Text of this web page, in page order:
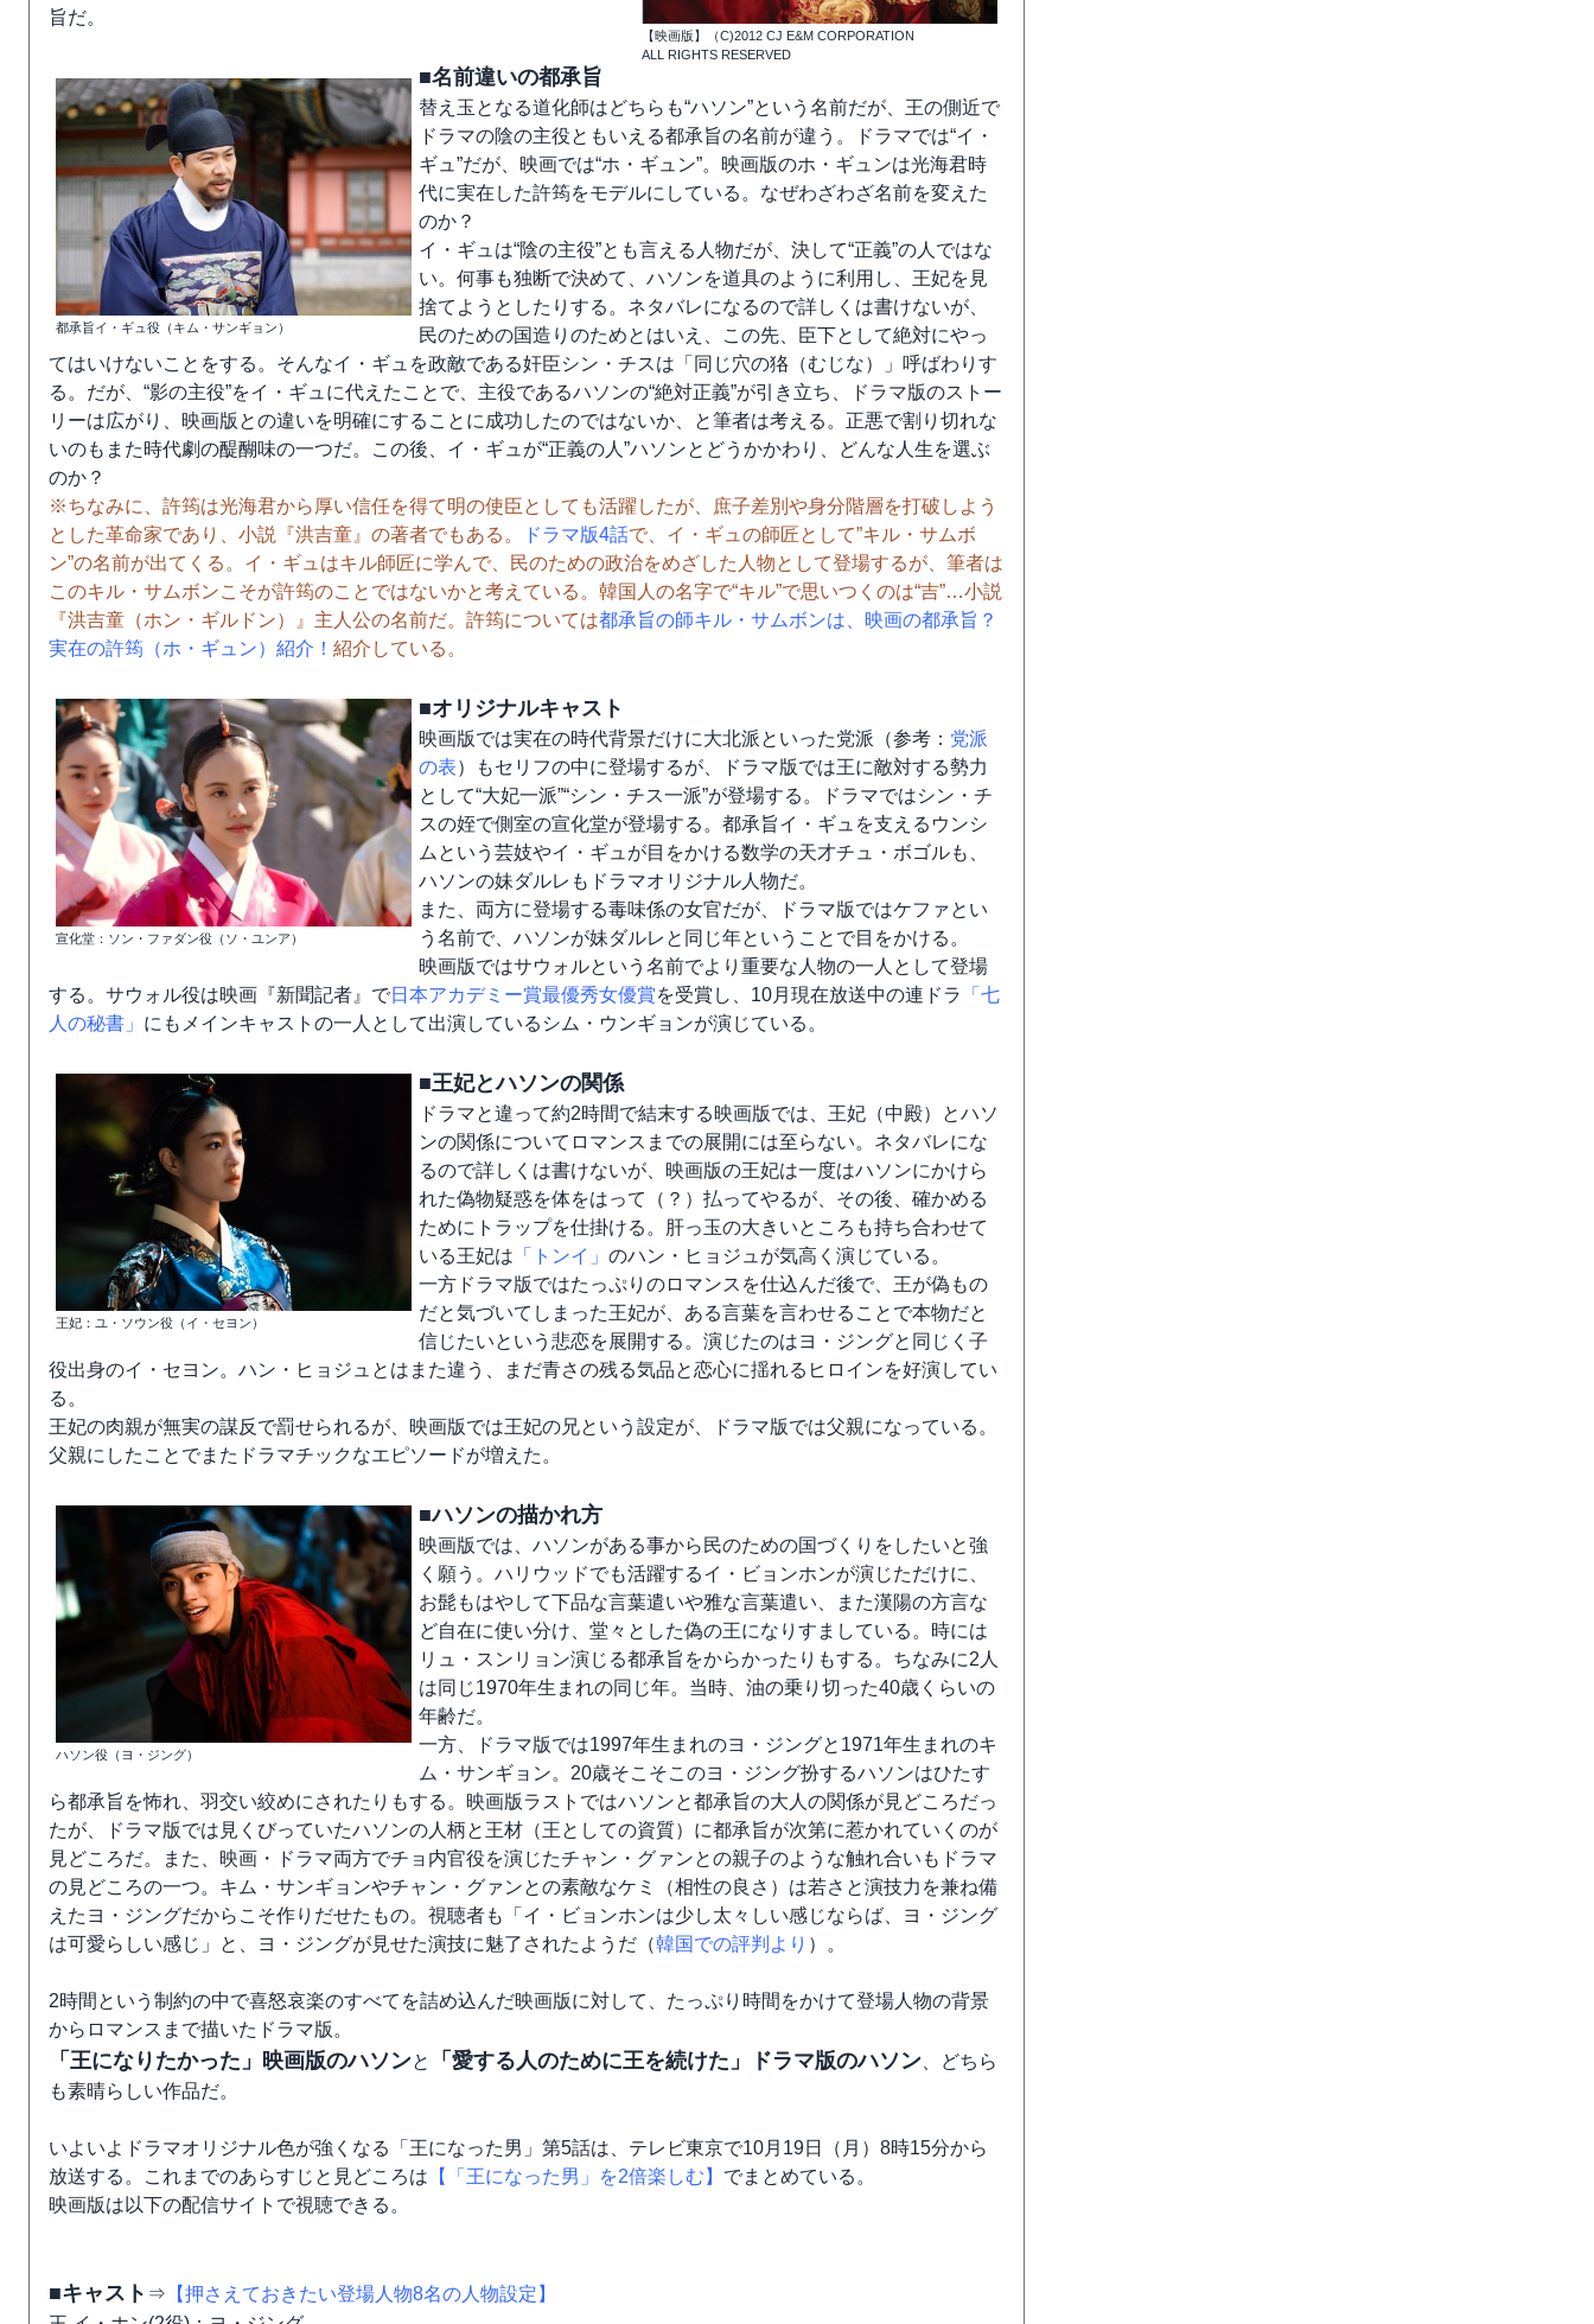
【映画版】（C)2012 CJ E&M CORPORATION
ALL RIGHTS RESERVED
旨だ。
都承旨イ・ギュ役（キム・サンギョン）
■名前違いの都承旨
替え玉となる道化師はどちらも“ハソン”という名前だが、王の側近で
ドラマの陰の主役ともいえる都承旨の名前が違う。ドラマでは“イ・
ギュ”だが、映画では“ホ・ギュン”。映画版のホ・ギュンは光海君時
代に実在した許筠をモデルにしている。なぜわざわざ名前を変えた
のか？
イ・ギュは“陰の主役”とも言える人物だが、決して“正義”の人ではな
い。何事も独断で決めて、ハソンを道具のように利用し、王妃を見
捨てようとしたりする。ネタバレになるので詳しくは書けないが、
民のための国造りのためとはいえ、この先、臣下として絶対にやっ
てはいけないことをする。そんなイ・ギュを政敵である奸臣シン・チスは「同じ穴の狢（むじな）」呼ばわりす
る。だが、“影の主役”をイ・ギュに代えたことで、主役であるハソンの“絶対正義”が引き立ち、ドラマ版のストー
リーは広がり、映画版との違いを明確にすることに成功したのではないか、と筆者は考える。正悪で割り切れな
いのもまた時代劇の醍醐味の一つだ。この後、イ・ギュが“正義の人”ハソンとどうかかわり、どんな人生を選ぶ
のか？
※ちなみに、許筠は光海君から厚い信任を得て明の使臣としても活躍したが、庶子差別や身分階層を打破しよう
とした革命家であり、小説『洪吉童』の著者でもある。
ドラマ版4話で、イ・ギュの師匠として”キル・サムボ
ン”の名前が出てくる。イ・ギュはキル師匠に学んで、民のための政治をめざした人物として登場するが、筆者は
このキル・サムボンこそが許筠のことではないかと考えている。韓国人の名字で“キル”で思いつくのは“吉”…小説
『洪吉童（ホン・ギルドン）』主人公の名前だ。許筠については都承旨の師キル・サムボンは、映画の都承旨？
実在の許筠（ホ・ギュン）紹介！ 紹介している。
宣化堂：ソン・ファダン役（ソ・ユンア）
■オリジナルキャスト
映画版では実在の時代背景だけに大北派といった党派（参考： 党派
の表）もセリフの中に登場するが、ドラマ版では王に敵対する勢力
として“大妃一派”“シン・チス一派”が登場する。ドラマではシン・チ
スの姪で側室の宣化堂が登場する。都承旨イ・ギュを支えるウンシ
ムという芸妓やイ・ギュが目をかける数学の天才チュ・ボゴルも、
ハソンの妹ダルレもドラマオリジナル人物だ。
また、両方に登場する毒味係の女官だが、ドラマ版ではケファとい
う名前で、ハソンが妹ダルレと同じ年ということで目をかける。
映画版ではサウォルという名前でより重要な人物の一人として登場
する。サウォル役は映画『新聞記者』で日本アカデミー賞最優秀女優賞を受賞し、10月現在放送中の連ドラ
「七
人の秘書」 にもメインキャストの一人として出演しているシム・ウンギョンが演じている。
王妃：ユ・ソウン役（イ・セヨン）
■王妃とハソンの関係
ドラマと違って約2時間で結末する映画版では、王妃（中殿）とハソ
ンの関係についてロマンスまでの展開には至らない。ネタバレにな
るので詳しくは書けないが、映画版の王妃は一度はハソンにかけら
れた偽物疑惑を体をはって（？）払ってやるが、その後、確かめる
ためにトラップを仕掛ける。肝っ玉の大きいところも持ち合わせて
いる王妃は 「トンイ」 のハン・ヒョジュが気高く演じている。
一方ドラマ版ではたっぷりのロマンスを仕込んだ後で、王が偽もの
だと気づいてしまった王妃が、ある言葉を言わせることで本物だと
信じたいという悲恋を展開する。演じたのはヨ・ジングと同じく子
役出身のイ・セヨン。ハン・ヒョジュとはまた違う、まだ青さの残る気品と恋心に揺れるヒロインを好演してい
る。
王妃の肉親が無実の謀反で罰せられるが、映画版では王妃の兄という設定が、ドラマ版では父親になっている。
父親にしたことでまたドラマチックなエピソードが増えた。
ハソン役（ヨ・ジング）
■ハソンの描かれ方
映画版では、ハソンがある事から民のための国づくりをしたいと強
く願う。ハリウッドでも活躍するイ・ビョンホンが演じただけに、
お髭もはやして下品な言葉遣いや雅な言葉遣い、また漢陽の方言な
ど自在に使い分け、堂々とした偽の王になりすましている。時には
リュ・スンリョン演じる都承旨をからかったりもする。ちなみに2人
は同じ1970年生まれの同じ年。当時、油の乗り切った40歳くらいの
年齢だ。
一方、ドラマ版では1997年生まれのヨ・ジングと1971年生まれのキ
ム・サンギョン。20歳そこそこのヨ・ジング扮するハソンはひたす
ら都承旨を怖れ、羽交い絞めにされたりもする。映画版ラストではハソンと都承旨の大人の関係が見どころだっ
たが、ドラマ版では見くびっていたハソンの人柄と王材（王としての資質）に都承旨が次第に惹かれていくのが
見どころだ。また、映画・ドラマ両方でチョ内官役を演じたチャン・グァンとの親子のような触れ合いもドラマ
の見どころの一つ。キム・サンギョンやチャン・グァンとの素敵なケミ（相性の良さ）は若さと演技力を兼ね備
えたヨ・ジングだからこそ作りだせたもの。視聴者も「イ・ビョンホンは少し太々しい感じならば、ヨ・ジング
は可愛らしい感じ」と、ヨ・ジングが見せた演技に魅了されたようだ（韓国での評判より ）。
2時間という制約の中で喜怒哀楽のすべてを詰め込んだ映画版に対して、たっぷり時間をかけて登場人物の背景
からロマンスまで描いたドラマ版。
「王になりたかった」映画版のハソンと 「愛する人のために王を続けた」ドラマ版のハソン 、どちら
も素晴らしい作品だ。
いよいよドラマオリジナル色が強くなる「王になった男」第5話は、テレビ東京で10月19日（月）8時15分から
放送する。これまでのあらすじと見どころは 【「王になった男」を2倍楽しむ】 でまとめている。
映画版は以下の配信サイトで視聴できる。
■キャスト ⇒ 【押さえておきたい登場人物8名の人物設定】